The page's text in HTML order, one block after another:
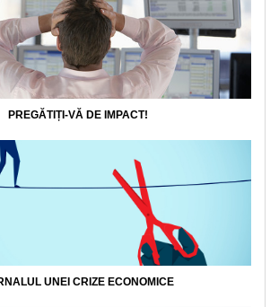
PREGĂTIȚI-VĂ DE IMPACT!
UNEI CRIZE ECONOMICE